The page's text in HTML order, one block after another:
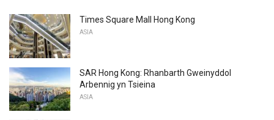
Times Square Mall Hong Kong
ASIA
SAR Hong Kong: Rhanbarth Gweinyddol
Arbennig yn Tsieina
ASIA